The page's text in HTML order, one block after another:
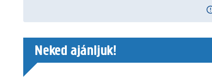
Neked ajánljuk!